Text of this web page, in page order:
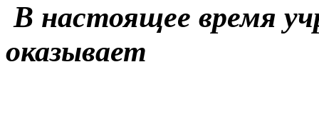
В настоящее время
оказывает